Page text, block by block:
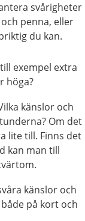
svårigheter
penna, eller
du kan.
exempel extra
höga?
känslor och
Om det
lite till. Finns det
kan man till
känslor och
på kort och